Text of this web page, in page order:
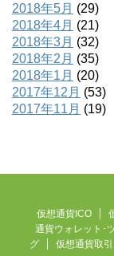
2018年5月 (29)
2018年4月 (21)
2018年3月 (32)
2018年2月 (35)
2018年1月 (20)
2017年12月 (53)
2017年11月 (19)
仮想通貨ICO
通貨ウォレット･
グ
仮想通貨取